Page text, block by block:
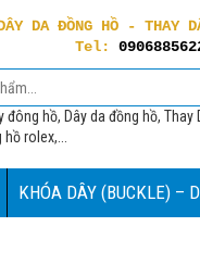
DA ĐỒNG HỒ - THAY
Tel:
đông hồ, Dây da đồng hồ, Thay
rolex,...
KHÓA DÂY (BUCKLE) –